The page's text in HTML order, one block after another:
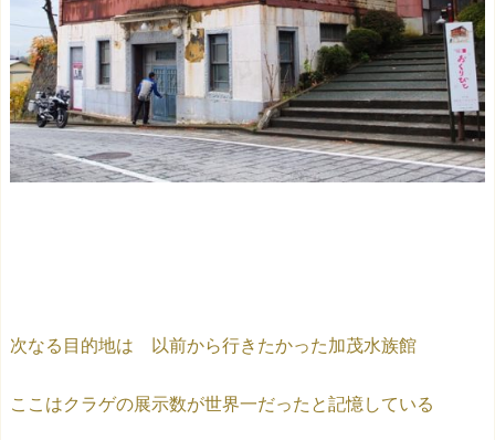
次なる目的地は 以前から行きたかった加茂水族館
ここはクラゲの展示数が世界一だったと記憶している